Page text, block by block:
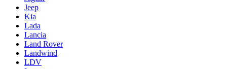
Jeep
Kia
Lada
Lancia
Land Rover
Landwind
LDV